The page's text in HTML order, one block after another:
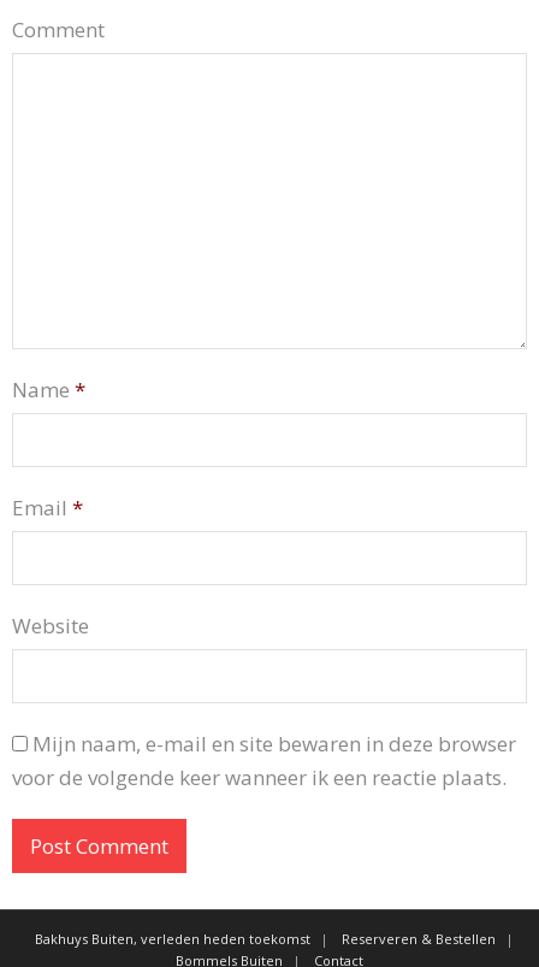
Comment
Name *
Email *
Website
Mijn naam, e-mail en site bewaren in deze browser
voor de volgende keer wanneer ik een reactie plaats.
Bakhuys Buiten, verleden heden toekomst
Reserveren & Bestellen
Bommels Buiten
Contact